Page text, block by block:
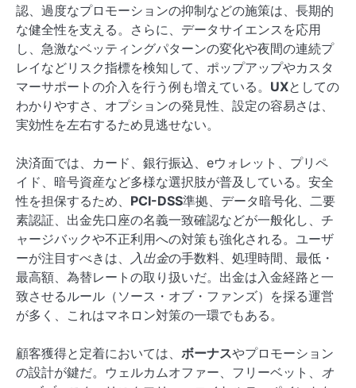
認、過度なプロモーションの抑制などの施策は、長期的
な健全性を支える。さらに、データサイエンスを応用
し、急激なベッティングパターンの変化や夜間の連続プ
レイなどリスク指標を検知して、ポップアップやカスタ
マーサポートの介入を行う例も増えている。 UXとしての
わかりやすさ、オプションの発見性、設定の容易さは、
実効性を左右するため見逃せない。
決済面では、カード、銀行振込、eウォレット、プリペ
イド、暗号資産など多様な選択肢が普及している。安全
性を担保するため、 PCI-DSS準拠、データ暗号化、二要
素認証、出金先口座の名義一致確認などが一般化し、チ
ャージバックや不正利用への対策も強化される。ユーザ
ーが注目すべきは、
入出金の手数料、処理時間、最低・
最高額、為替レートの取り扱いだ。出金は入金経路と一
致させるルール（ソース・オブ・ファンズ）を採る運営
が多く、これはマネロン対策の一環でもある。
顧客獲得と定着においては、 ボーナスやプロモーション
の設計が鍵だ。ウェルカムオファー、フリーベット、 オ